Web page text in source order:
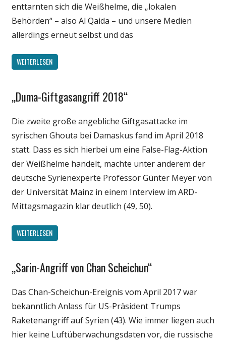
enttarnten sich die Weißhelme, die „lokalen
Behörden“ – also Al Qaida – und unsere Medien
allerdings erneut selbst und das
WEITERLESEN
Gesellschaft
Politik
Wissenschaft
„Duma-Giftgasangriff 2018“
Die zweite große angebliche Giftgasattacke im
syrischen Ghouta bei Damaskus fand im April 2018
statt. Dass es sich hierbei um eine False-Flag-Aktion
der Weißhelme handelt, machte unter anderem der
deutsche Syrienexperte Professor Günter Meyer von
der Universität Mainz in einem Interview im ARD-
Mittagsmagazin klar deutlich (49, 50).
WEITERLESEN
Gesellschaft
Politik
Wissenschaft
„Sarin-Angriff von Chan Scheichun“
Das Chan-Scheichun-Ereignis vom April 2017 war
bekanntlich Anlass für US-Präsident Trumps
Raketenangriff auf Syrien (43). Wie immer liegen auch
hier keine Luftüberwachungsdaten vor, die russische